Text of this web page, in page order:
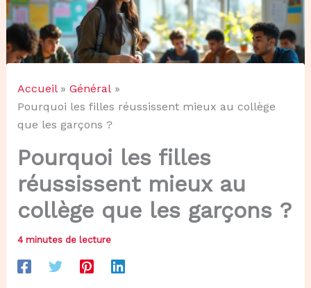
Accueil
Général
Pourquoi les filles réussissent mieux au collège
que les garçons ?
Pourquoi les filles
réussissent mieux au
collège que les garçons ?
4 minutes de lecture